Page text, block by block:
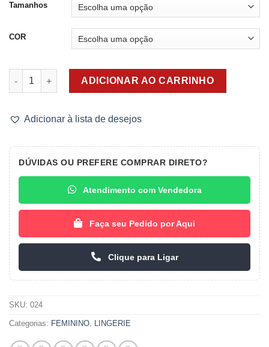
Tamanhos
COR
Calcinha Cotton Algodão Gabrielly quantidade
ADICIONAR AO CARRINHO
Adicionar à lista de desejos
DÚVIDAS OU PREFERE COMPRAR DIRETO?
Atendimento com Vendedora
Faça seu Pedido por Aqui
Clique para Ligar
SKU: 024
Categorias: FEMININO, LINGERIE